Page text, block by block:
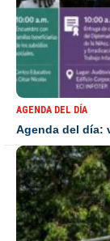
AGENDA DEL DÍA
Agenda del día: